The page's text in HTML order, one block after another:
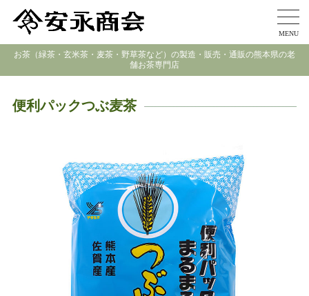
MENU
お茶（緑茶・玄米茶・麦茶・野草茶など）の製造・販売・通販の熊本県の老
舗お茶専門店
便利パックつぶ麦茶